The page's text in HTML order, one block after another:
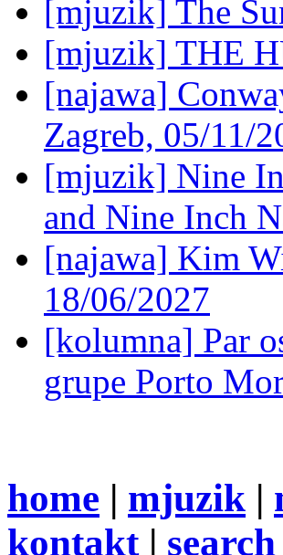
[mjuzik] The
[mjuzik] THE
[najawa]
Zagreb, 05/11/
[mjuzik] Nine
and Nine Inch
[najawa] Kim
18/06/2027
[kolumna] Par
grupe Porto
home | mjuzik |
kontakt| search